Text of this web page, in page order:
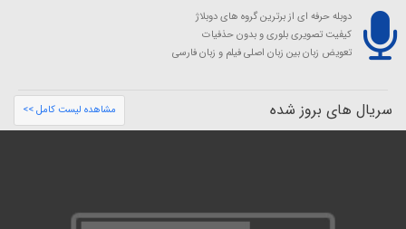
دوبله حرفه ای از برترین گروه های دوبلاژ
کیفیت تصویری بلوری و بدون حذفیات
تعویض زبان بین زبان اصلی فیلم و زبان فارسی
سریال های بروز شده مشاهده لیست کامل >>